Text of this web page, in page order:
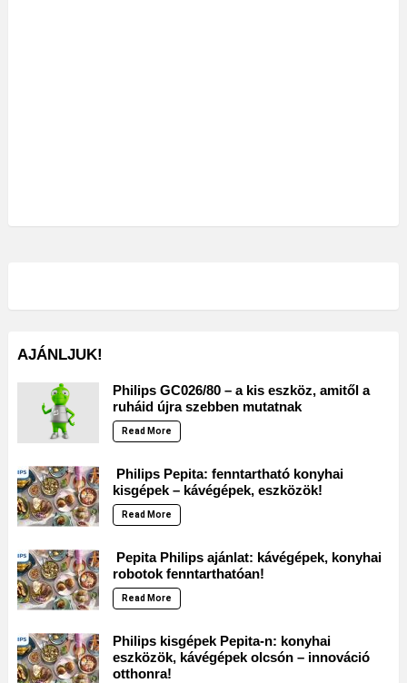
AJÁNLJUK!
Philips GC026/80 – a kis eszköz, amitől a
ruháid újra szebben mutatnak
Read More
Philips Pepita: fenntartható konyhai
kisgépek – kávégépek, eszközök!
Read More
Pepita Philips ajánlat: kávégépek, konyhai
robotok fenntarthatóan!
Read More
Philips kisgépek Pepita-n: konyhai
eszközök, kávégépek olcsón – innováció
otthonra!